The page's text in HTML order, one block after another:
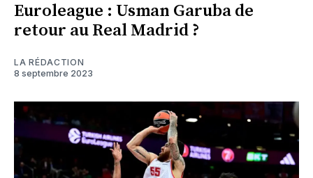
Euroleague : Usman Garuba de
retour au Real Madrid ?
LA RÉDACTION
8 septembre 2023